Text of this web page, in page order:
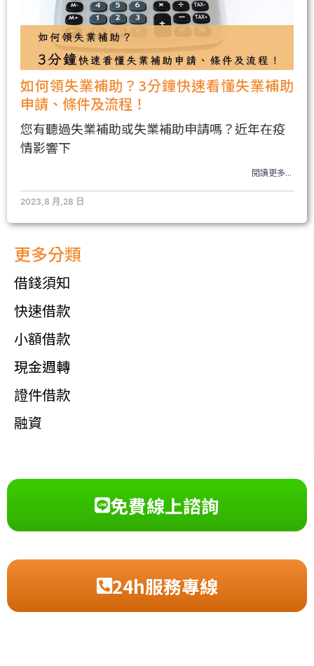
更多分類
借錢須知
快速借款
小額借款
現金週轉
證件借款
融資
如何領失業補助？3分鐘快速看懂失業補助
申請、條件及流程！
您有聽過失業補助或失業補助申請嗎？近年在疫
情影響下
閱讀更多...
2023,8 月,28 日
免費線上諮詢
24h服務專線